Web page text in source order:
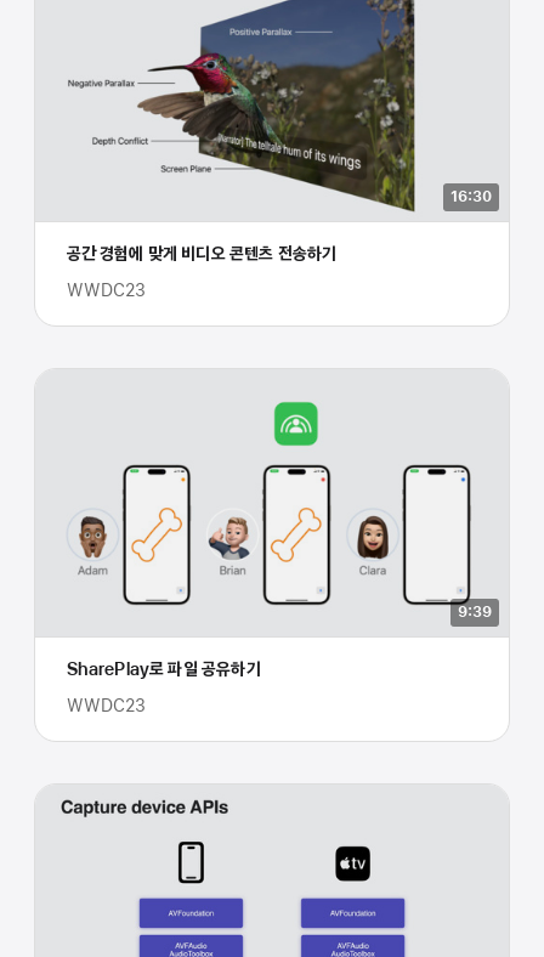
16:30
공간 경험에 맞게 비디오 콘텐츠 전송하기
WWDC23
9:39
SharePlay로 파일 공유하기
WWDC23